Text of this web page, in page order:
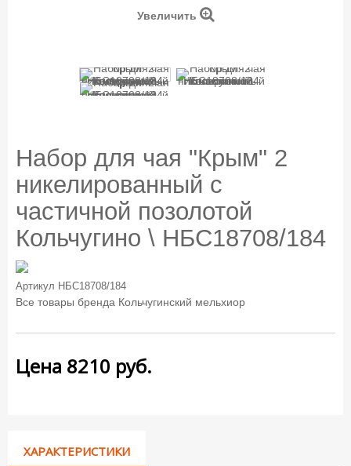
Увеличить
Набор для чая "Крым" 2
никелированный с
частичной позолотой
Кольчугино \ НБС18708/184
Артикул НБС18708/184
Все товары бренда Кольчугинский мельхиор
Цена 8210 руб.
ХАРАКТЕРИСТИКИ